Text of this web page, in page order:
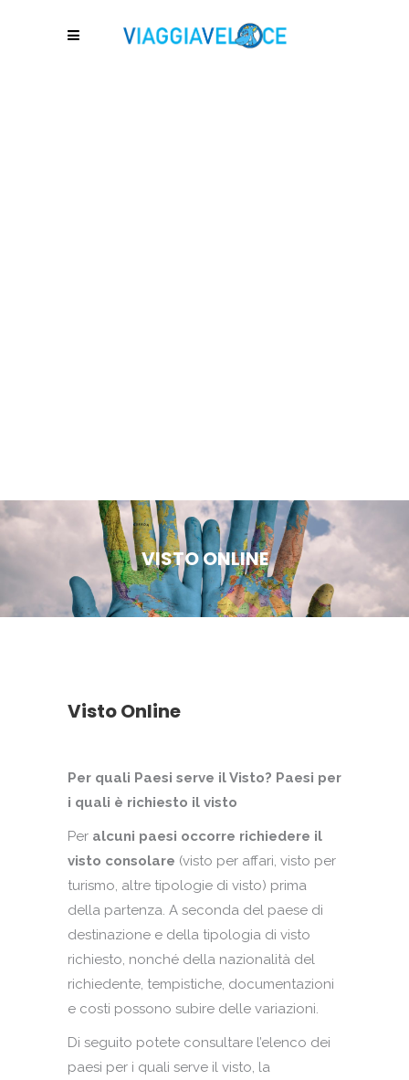
VISTO ONLINE
Visto Online
Per quali Paesi serve il Visto? Paesi per
i quali è richiesto il visto
Per alcuni paesi occorre richiedere il
visto consolare (visto per affari, visto per
turismo, altre tipologie di visto) prima
della partenza. A seconda del paese di
destinazione e della tipologia di visto
richiesto, nonché della nazionalità del
richiedente, tempistiche, documentazioni
e costi possono subire delle variazioni.
Di seguito potete consultare l’elenco dei
paesi per i quali serve il visto, la